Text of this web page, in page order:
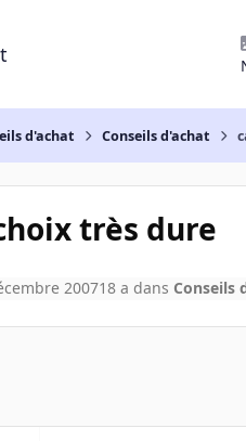
d'achat Conseils d'achat
très dure
200718 a dans Conseils